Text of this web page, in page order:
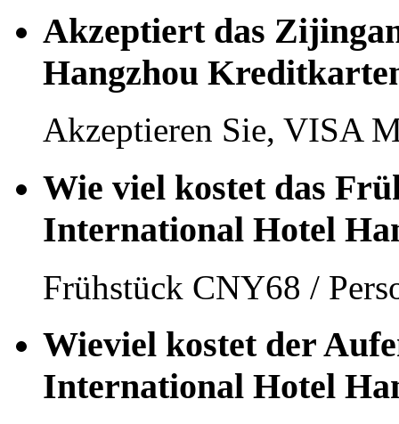
Akzeptiert das
Hangzhou
Akzeptieren Sie, VISA
Wie viel kostet das
International Hotel
Frühstück CNY68 /
Wieviel kostet der
International Hotel